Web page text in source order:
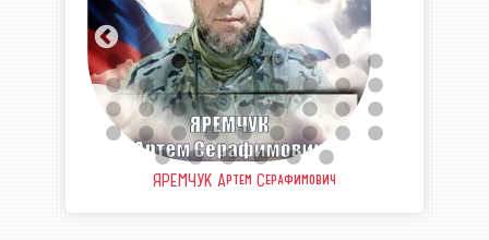
ЯРЕМЧУК Артем Серафимович